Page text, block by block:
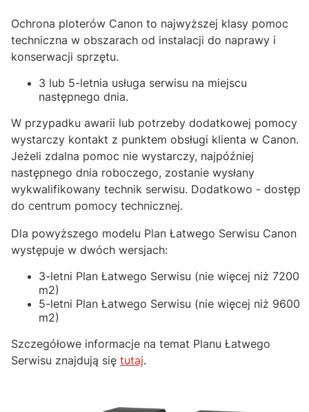
Ochrona ploterów Canon to najwyższej klasy pomoc
techniczna w obszarach od instalacji do naprawy i
konserwacji sprzętu.
3 lub 5-letnia usługa serwisu na miejscu
następnego dnia.
W przypadku awarii lub potrzeby dodatkowej pomocy
wystarczy kontakt z punktem obsługi klienta w Canon.
Jeżeli zdalna pomoc nie wystarczy, najpóźniej
następnego dnia roboczego, zostanie wysłany
wykwalifikowany technik serwisu. Dodatkowo - dostęp
do centrum pomocy technicznej.
Dla powyższego modelu Plan Łatwego Serwisu Canon
występuje w dwóch wersjach:
3-letni Plan Łatwego Serwisu (nie więcej niż 7200
m2)
5-letni Plan Łatwego Serwisu (nie więcej niż 9600
m2)
Szczegółowe informacje na temat Planu Łatwego
Serwisu znajdują się tutaj.